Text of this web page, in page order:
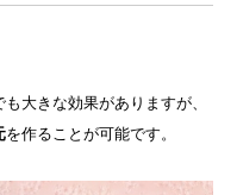
大きな効果がありますが、
を作ることが可能です。